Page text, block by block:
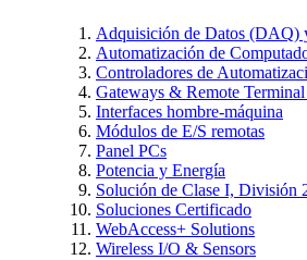
Adquisición de Datos (DAQ)
Automatización de
Controladores de
Gateways & Remote
Interfaces hombre-máquina
Módulos de E/S remotas
Panel PCs
Potencia y Energía
Solución de Clase I, División
Soluciones Certificado
WebAccess+ Solutions
Wireless I/O & Sensors